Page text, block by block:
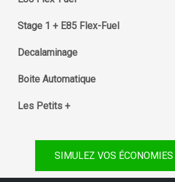
Stage 1 + E85 Flex-Fuel
Decalaminage
Boite Automatique
Les Petits +
SIMULEZ VOS ÉCONOMIES